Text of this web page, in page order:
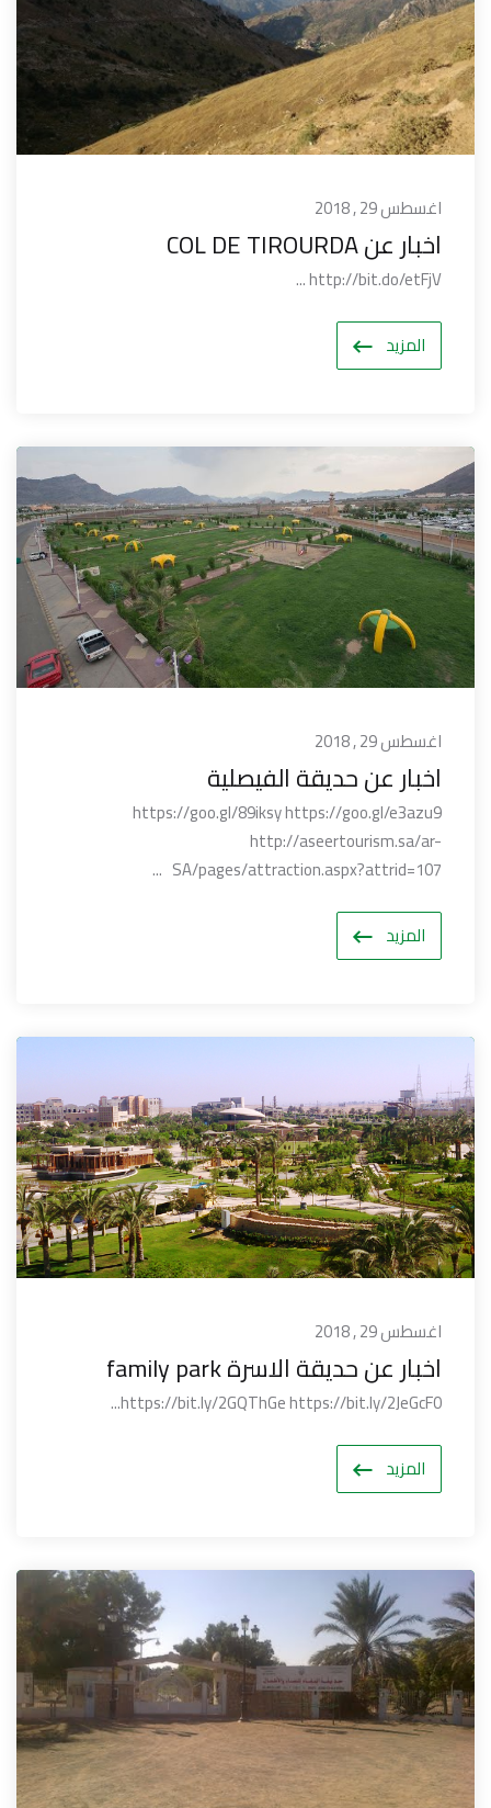
اغسطس 29 , 2018
اخبار عن COL DE TIROURDA
http://bit.do/etFjV ...
المزيد
اغسطس 29 , 2018
اخبار عن حديقة الفيصلية
https://goo.gl/89iksy https://goo.gl/e3azu9
http://aseertourism.sa/ar-
SA/pages/attraction.aspx?attrid=107 ...
المزيد
اغسطس 29 , 2018
اخبار عن حديقة الاسرة family park
https://bit.ly/2GQThGe https://bit.ly/2JeGcF0...
المزيد